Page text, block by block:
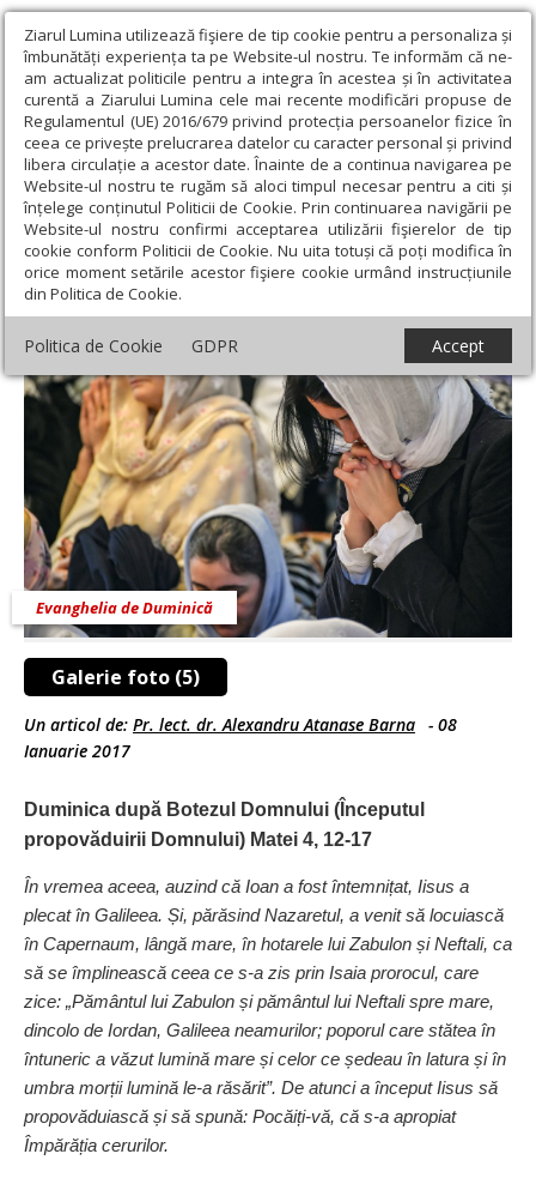
Ziarul Lumina utilizează fişiere de tip cookie pentru a personaliza și
îmbunătăți experiența ta pe Website-ul nostru. Te informăm că ne-
am actualizat politicile pentru a integra în acestea și în activitatea
curentă a Ziarului Lumina cele mai recente modificări propuse de
Regulamentul (UE) 2016/679 privind protecția persoanelor fizice în
ceea ce privește prelucrarea datelor cu caracter personal și privind
libera circulație a acestor date. Înainte de a continua navigarea pe
Website-ul nostru te rugăm să aloci timpul necesar pentru a citi și
înțelege conținutul Politicii de Cookie. Prin continuarea navigării pe
Website-ul nostru confirmi acceptarea utilizării fişierelor de tip
cookie conform Politicii de Cookie. Nu uita totuși că poți modifica în
orice moment setările acestor fişiere cookie urmând instrucțiunile
din Politica de Cookie.
Politica de Cookie GDPR Accept
Ziarul Lumina › Teologie și spiritualitate ›
Evanghelia de
Duminică › Se poate omul schimba în bine?
Se poate omul schimba în bine?
Galerie foto (5)
Evanghelia de Duminică
Un articol de: Pr. lect. dr. Alexandru Atanase Barna - 08
Ianuarie 2017
Duminica după Botezul Domnului (Începutul
propovăduirii Domnului) Matei 4, 12-17
În vremea aceea, auzind că Ioan a fost întemnițat, Iisus a
plecat în Galileea. Și, părăsind Nazaretul, a venit să locuiască
în Capernaum, lângă mare, în hotarele lui Zabulon și Neftali, ca
să se împlinească ceea ce s-a zis prin Isaia prorocul, care
zice: „Pământul lui Zabulon și pământul lui Neftali spre mare,
dincolo de Iordan, Galileea neamurilor; poporul care stătea în
întuneric a văzut lumină mare și celor ce ședeau în latura și în
umbra morții lumină le-a răsărit”. De atunci a început Iisus să
propovăduiască și să spună: Pocăiți-vă, că s-a apropiat
Împărăția cerurilor.